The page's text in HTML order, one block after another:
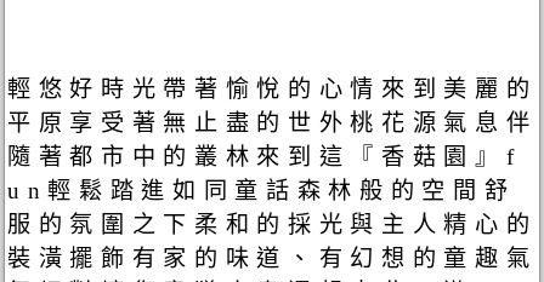
輕悠好時光帶著愉悅的心情來到美麗的
平原享受著無止盡的世外桃花源氣息伴
隨著都市中的叢林來到這『香菇園』f
un輕鬆踏進如同童話森林般的空間舒
服的氛圍之下柔和的採光與主人精心的
裝潢擺飾有家的味道、有幻想的童趣氣